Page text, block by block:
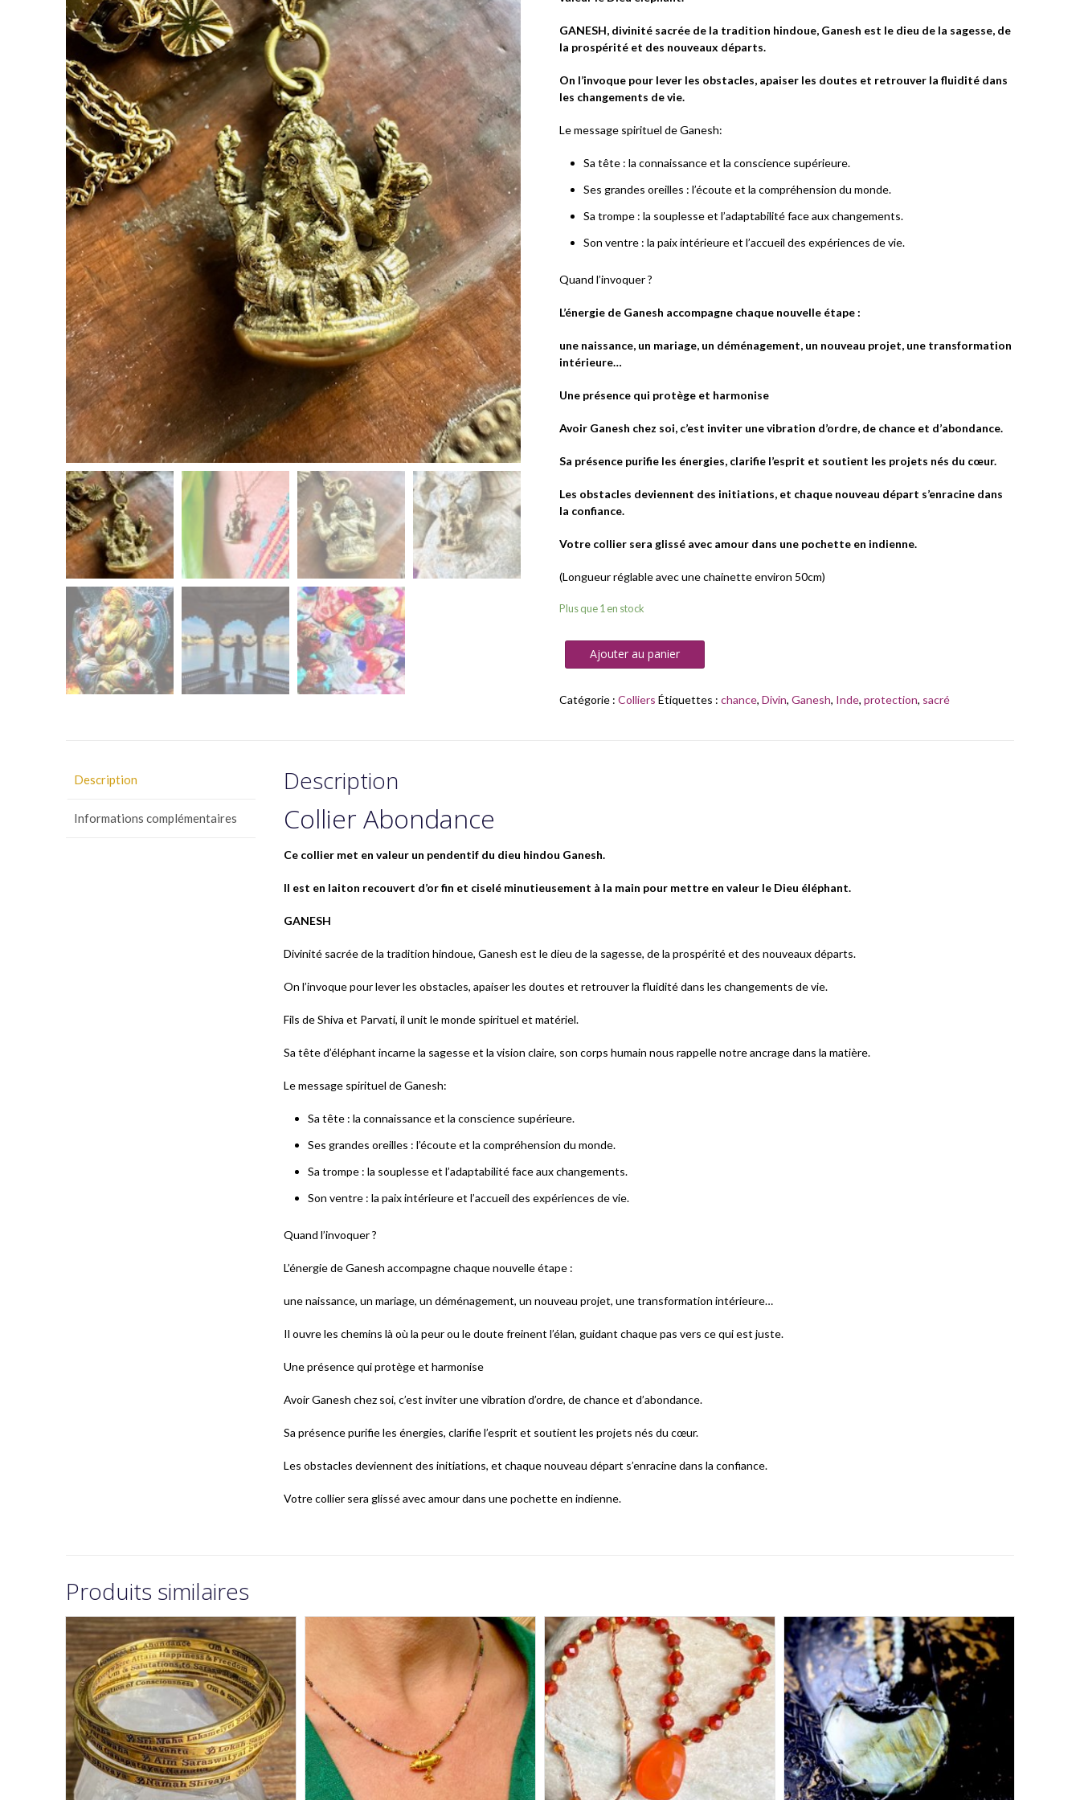
GANESH, divinité sacrée de la tradition hindoue, Ganesh est le dieu de la sagesse, de
la prospérité et des nouveaux départs.
On l’invoque pour lever les obstacles, apaiser les doutes et retrouver la fluidité dans
les changements de vie.
Le message spirituel de Ganesh:
Sa tête : la connaissance et la conscience supérieure.
Ses grandes oreilles : l’écoute et la compréhension du monde.
Sa trompe : la souplesse et l’adaptabilité face aux changements.
Son ventre : la paix intérieure et l’accueil des expériences de vie.
Quand l’invoquer ?
L’énergie de Ganesh accompagne chaque nouvelle étape :
une naissance, un mariage, un déménagement, un nouveau projet, une transformation
intérieure…
Une présence qui protège et harmonise
Avoir Ganesh chez soi, c’est inviter une vibration d’ordre, de chance et d’abondance.
Sa présence purifie les énergies, clarifie l’esprit et soutient les projets nés du cœur.
Les obstacles deviennent des initiations, et chaque nouveau départ s’enracine dans
la confiance.
Votre collier sera glissé avec amour dans une pochette en indienne.
(Longueur réglable avec une chainette environ 50cm)
Plus que 1 en stock
Ajouter au panier
Catégorie : Colliers Étiquettes : chance, Divin, Ganesh, Inde, protection, sacré
Description
Informations complémentaires
Description
Collier Abondance
Ce collier met en valeur un pendentif du dieu hindou Ganesh.
Il est en laiton recouvert d’or fin et ciselé minutieusement à la main pour mettre en valeur le Dieu éléphant.
GANESH
Divinité sacrée de la tradition hindoue, Ganesh est le dieu de la sagesse, de la prospérité et des nouveaux départs.
On l’invoque pour lever les obstacles, apaiser les doutes et retrouver la fluidité dans les changements de vie.
Fils de Shiva et Parvati, il unit le monde spirituel et matériel.
Sa tête d’éléphant incarne la sagesse et la vision claire, son corps humain nous rappelle notre ancrage dans la matière.
Le message spirituel de Ganesh:
Sa tête : la connaissance et la conscience supérieure.
Ses grandes oreilles : l’écoute et la compréhension du monde.
Sa trompe : la souplesse et l’adaptabilité face aux changements.
Son ventre : la paix intérieure et l’accueil des expériences de vie.
Quand l’invoquer ?
L’énergie de Ganesh accompagne chaque nouvelle étape :
une naissance, un mariage, un déménagement, un nouveau projet, une transformation intérieure…
Il ouvre les chemins là où la peur ou le doute freinent l’élan, guidant chaque pas vers ce qui est juste.
Une présence qui protège et harmonise
Avoir Ganesh chez soi, c’est inviter une vibration d’ordre, de chance et d’abondance.
Sa présence purifie les énergies, clarifie l’esprit et soutient les projets nés du cœur.
Les obstacles deviennent des initiations, et chaque nouveau départ s’enracine dans la confiance.
Votre collier sera glissé avec amour dans une pochette en indienne.
Produits similaires